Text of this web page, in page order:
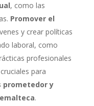
, como las
Promover el
y crear políticas
laboral, como
profesionales
para
prometedor y
.